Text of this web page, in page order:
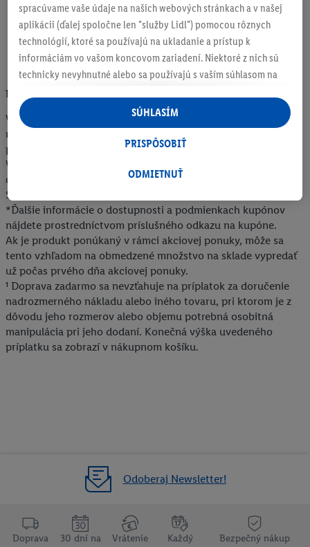
Právne upozornenia
Všetky ceny sú uvedené v eurách, vrát. DPH, príp.
recyklačného poplatku, bez nákladov na prepravu. Všetky
produkty sú dostupné do vypredania skladových zásob.
Vyhradzujeme si právo na zmeny a omyly. Ceny sú bez
dekorácie. Dodávka tovaru sa uskutočňuje výlučne v rámci
Slovenskej republiky.
*Ďalšie informácie o dostupnosti a podmienkach kupónov
nájdete prostredníctvom príslušného odkazu na kupóne.
Ak je produkt ponúkaný v rámci akciovej ponuky, môže sa
tento vzhľadom na obmedzené množstvo na sklade vypredať
už počas prvého dňa akciovej ponuky.
¹ Doprava zadarmo sa nevzťahuje na príplatok za doručenie
nadrozmerného nákladu alebo iného tovaru, pri ktorom je z
dôvodu jeho rozmerov alebo objemu potrebná osobitná
manipulácia pri jeho dodaní. Konečná výška uvedeného
príplatku sa zobrazí v nákupnom košíku.
Odoberaj Newsletter!
Doprava
30 dní na
Vrátenie
Každý
Bezpečný nákup
spracúvame vaše údaje na našich webových stránkach a v našej
aplikácii (ďalej spoločne len "služby Lidl") pomocou rôznych
technológií, ktoré sa používajú na ukladanie a prístup k
informáciám vo vašom koncovom zariadení. Niektoré z nich sú
technicky nevyhnutné alebo sa používajú s vaším súhlasom na
personalizovanú reklamu v rámci služieb Lidl aj mimo nich. Ak
ste účastníkom programu Lidl Plus, na tieto účely sa spracúvajú
aj údaje z vášho nákupného správania v obchode.
následne si vytvoríte účet Lidl Plus alebo sa prihlásite do svojho
tiež vytvoriť špeciálny online identifikátor z e-mailovej adresy,
ktorú tam uvediete, aby sme vás mohli rozpoznať v službách
prevádzkovaných tretími stranami a zobrazovať vám
personalizovanú reklamu. Na tento účel môže byť vaša
zaheslovaná e-mailová adresa zlúčená aj s inými identifikátormi
alebo identifikátormi, ktoré vám spoločnosť Criteo SA pridelila.
Ak s tým súhlasíte, reklamy v súvislosti s retargetingom, t. j.
reklamy na produkty, o ktoré ste prejavili záujem (napr.
vložením produktu do nákupného košíka v internetovom
obchode, ale nie jeho zakúpením), sa môžu zobrazovať aj na
Prispôsobiť" môžete povoliť jednotlivé účely a nájsť
ďalšie informácie o podmienkach spracúvania osobných
Kliknutím na možnosť "
Odmietnuť
" môžete povoliť iba
používanie potrebných technológií. Kliknutím na "Súhlasím"
ODMIETNUŤ
PRISPÔSOBIŤ
SÚHLASÍM